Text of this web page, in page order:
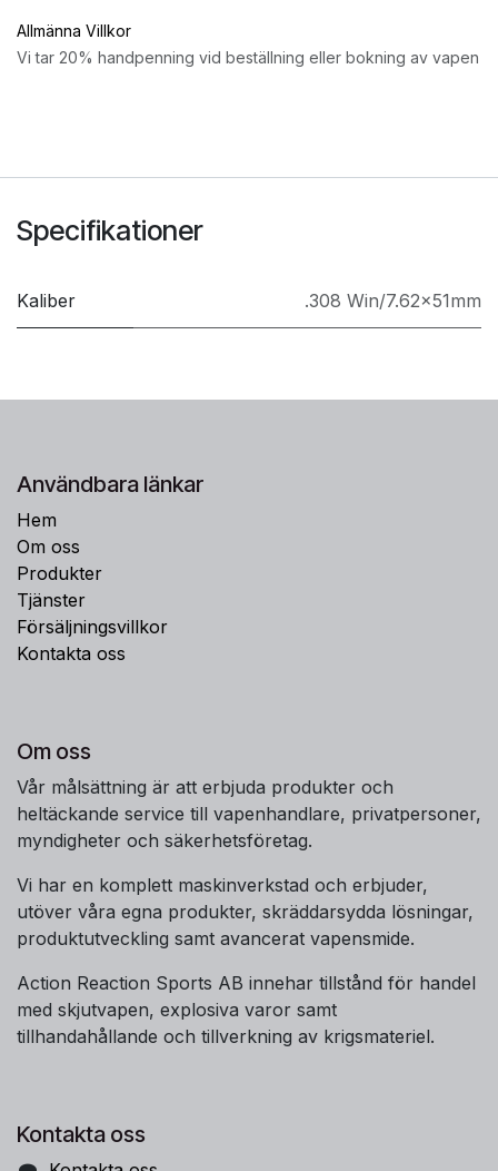
Allmänna Villkor
Vi tar 20% handpenning vid beställning eller bokning av vapen
Specifikationer
Kaliber .308 Win/7.62x51mm
Användbara länkar
Hem
Om oss
Produkter
Tjänster
Försäljningsvillkor
Kontakta oss
Om oss
Vår målsättning är att erbjuda produkter och
heltäckande service till vapenhandlare, privatpersoner,
myndigheter och säkerhetsföretag.
Vi har en komplett maskinverkstad och erbjuder,
utöver våra egna produkter, skräddarsydda lösningar,
produktutveckling samt avancerat vapensmide.
Action Reaction Sports AB innehar tillstånd för handel
med skjutvapen, explosiva varor samt
tillhandahållande och tillverkning av krigsmateriel.
Kontakta oss